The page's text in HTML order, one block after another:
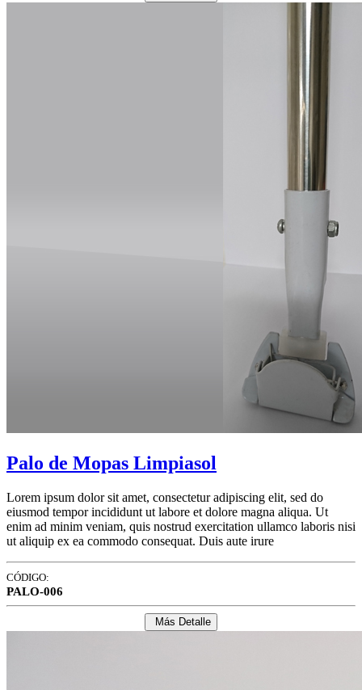
Palo de Mopas Limpiasol
Lorem ipsum dolor sit amet, consectetur adipiscing elit, sed do
eiusmod tempor incididunt ut labore et dolore magna aliqua. Ut
enim ad minim veniam, quis nostrud exercitation ullamco laboris nisi
ut aliquip ex ea commodo consequat. Duis aute irure
CÓDIGO:
PALO-006
Más Detalle